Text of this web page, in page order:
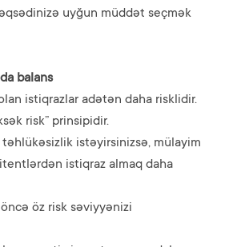
uyğun müddət seçmək
balans
istiqrazlar adətən daha risklidir.
risk” prinsipidir.
istəyirsinizsə, mülayim
istiqraz almaq daha
öz risk səviyyənizi